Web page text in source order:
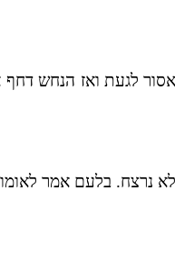
לגעת ואז הנחש
נרצח. בלעם אמר